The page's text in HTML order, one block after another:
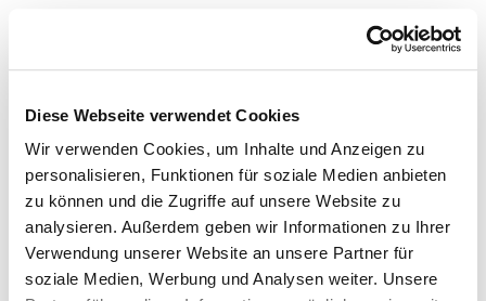
Diese Webseite verwendet Cookies
Wir verwenden Cookies, um Inhalte und Anzeigen zu
personalisieren, Funktionen für soziale Medien anbieten
zu können und die Zugriffe auf unsere Website zu
analysieren. Außerdem geben wir Informationen zu Ihrer
Verwendung unserer Website an unsere Partner für
soziale Medien, Werbung und Analysen weiter. Unsere